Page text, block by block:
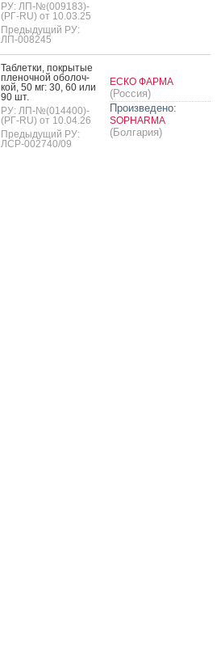
РУ: ЛП-№(009183)-
(РГ-RU) от 10.03.25
Предыдущий РУ:
ЛП-008245
Таб­летки, пок­ры­тые
пле­ноч­ной обо­лоч­
кой, 50 мг: 30, 60 или
90 шт.
РУ: ЛП-№(014400)-
(РГ-RU) от 10.04.26
Предыдущий РУ:
ЛСР-002740/09
ЕСКО ФАРМА
(Россия)
Произведено:
SOPHARMA
(Болгария)